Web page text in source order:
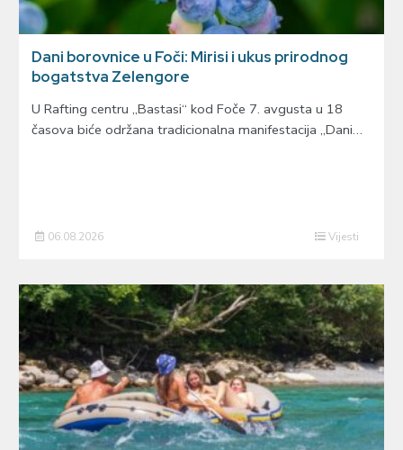
Dani borovnice u Foči: Mirisi i ukus prirodnog
bogatstva Zelengore
U Rafting centru „Bastasi“ kod Foče 7. avgusta u 18
časova biće održana tradicionalna manifestacija „Dani…
06.08.2026 Vijesti